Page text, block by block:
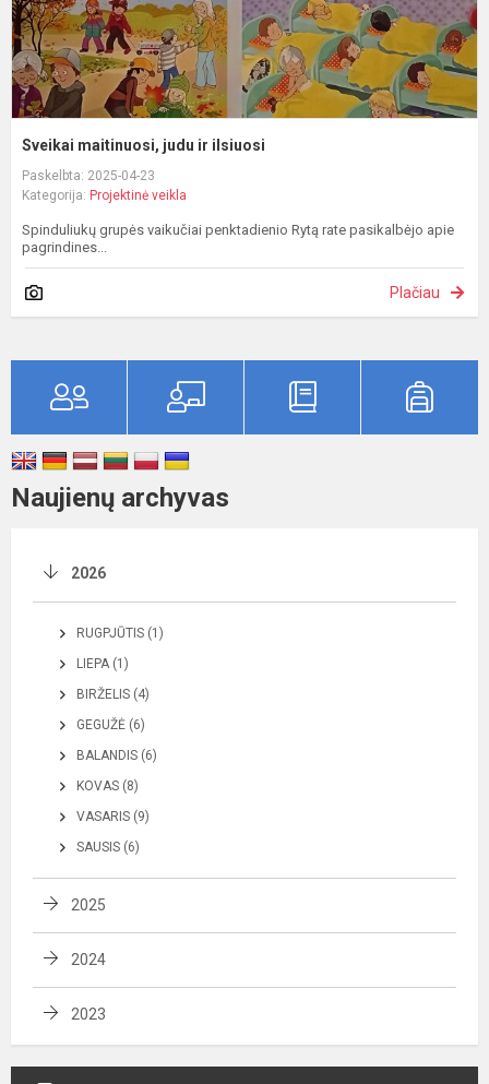
Sveikai maitinuosi, judu ir ilsiuosi
Paskelbta: 2025-04-23
Kategorija: Projektinė veikla
Spinduliukų grupės vaikučiai penktadienio Rytą rate pasikalbėjo apie
pagrindines...
Plačiau
Naujienų archyvas
2026
RUGPJŪTIS (1)
LIEPA (1)
BIRŽELIS (4)
GEGUŽĖ (6)
BALANDIS (6)
KOVAS (8)
VASARIS (9)
SAUSIS (6)
2025
2024
2023